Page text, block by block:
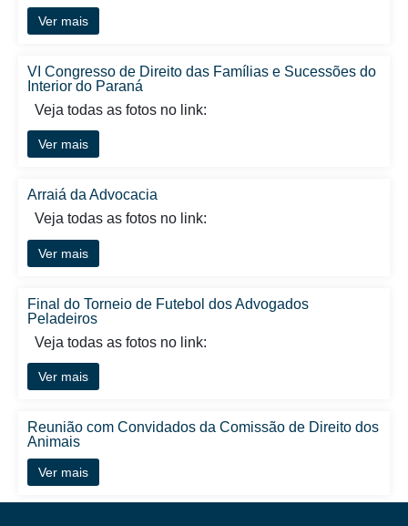
Ver mais
VI Congresso de Direito das Famílias e Sucessões do
Interior do Paraná
Veja todas as fotos no link:
Ver mais
Arraiá da Advocacia
Veja todas as fotos no link:
Ver mais
Final do Torneio de Futebol dos Advogados
Peladeiros
Veja todas as fotos no link:
Ver mais
Reunião com Convidados da Comissão de Direito dos
Animais
Ver mais